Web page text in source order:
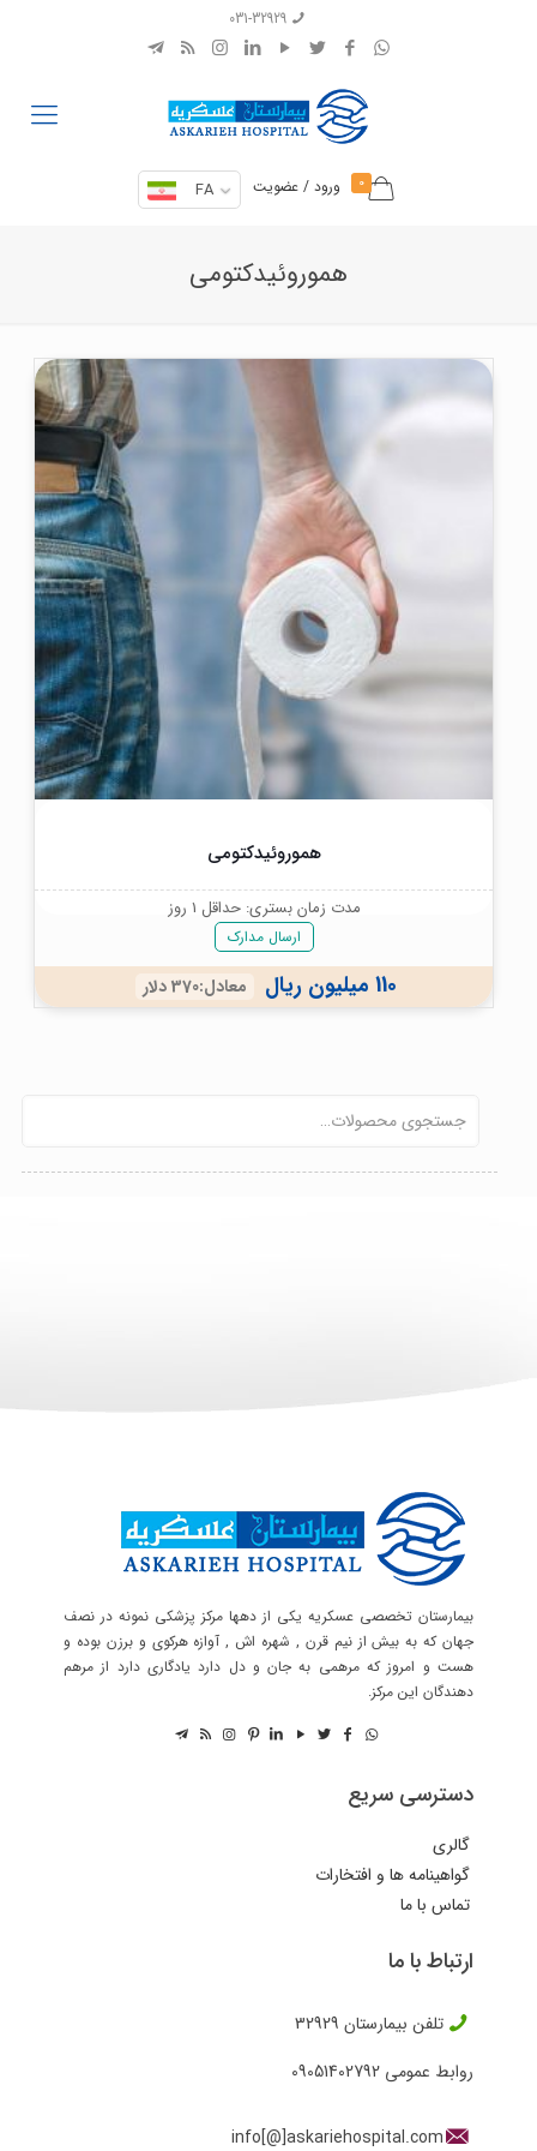
031-32929
0 ورود / عضویت FA
هموروئیدکتومی
هموروئیدکتومی
مدت زمان بستری: حداقل 1 روز
ارسال مدارک
110 میلیون ریال معادل:370 دلار
بیمارستان تخصصی عسکریه یکی از دهها مرکز پزشکی نمونه در نصف
جهان که به بیش از نیم قرن , شهره اش , آوازه هرکوی و برزن بوده و
هست و امروز که مرهمی به جان و دل دارد یادگاری دارد از مرهم
دهندگان این مرکز.
دسترسی سریع
گالری
گواهینامه ها و افتخارات
تماس با ما
ارتباط با ما
تلفن بیمارستان 32929
روابط عمومی 09051402792
info[@]askariehospital.com